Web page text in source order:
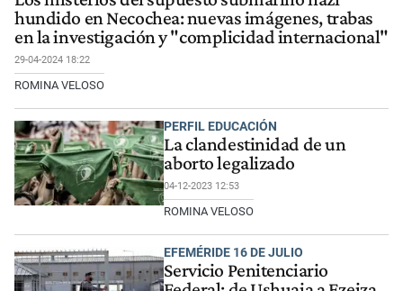
hundido en Necochea: nuevas imágenes, trabas
en la investigación y "complicidad internacional"
29-04-2024 18:22
ROMINA VELOSO
PERFIL EDUCACIÓN
La clandestinidad de un
aborto legalizado
04-12-2023 12:53
ROMINA VELOSO
EFEMÉRIDE 16 DE JULIO
Servicio Penitenciario